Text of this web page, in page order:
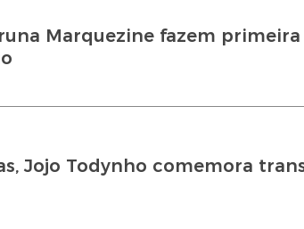
Marquezine fazem
Jojo Todynho comemora